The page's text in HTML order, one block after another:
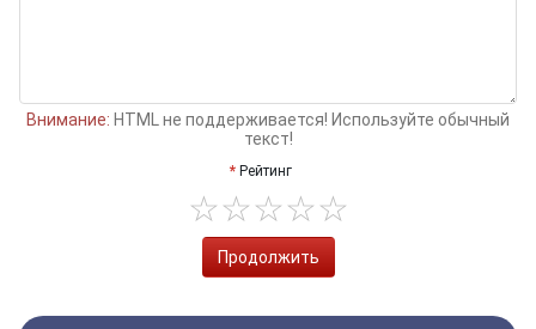
Внимание: HTML не поддерживается! Используйте обычный
текст!
Рейтинг
Продолжить